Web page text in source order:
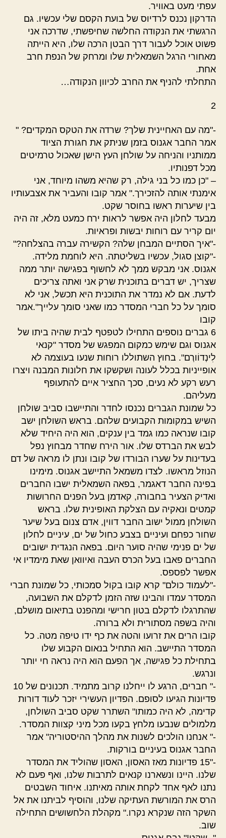
עפתי מעט באוויר.
הדרקון נכנס לרדיוס של בועת הקסם שלי עכשיו. גם
הרגשתי את הנקודה החלשה שחיפשתי, שדרכה אני
פשוט אוכל לעבור דרך הבטן הרכה שלו, היא הייתה
מאחורי הרגל השמאלית שלו ומרחק של הנפת חרב
אחת.
התחלתי להניף את החרב לכיוון הנקודה…
2
-"מה עם האחיינית שלך? שרדה את הטקס המקדים? "
אמר החבר אגנוס בזמן שניתק את חגורת הציוד
ממותניו והניחה על שולחן העץ הישן שאכול טרמיטים
מכל דפנותיו.
– "כן כמו כל בני גילה, רק שהיא משהו מיוחד, אני
אימנתי אותה להזכירך." אמר קובו והעביר את אצבעותיו
בין שיערות ראשו בחוסר שקט.
מבעד לחלון היה אפשר לראות ירח כמעט מלא, זה היה
יום קריר עם רוחות יבשות ופראיות.
-"איך הסתיים המבחן שלה? הקשירה עברה בהצלחה?"
-"קוצן סגול, עכשיו בשליטתה. היא לוחמת מלידה.
אגנוס. אני מבקש ממך לא לחשוף בפגישה יותר ממה
שצריך, יש דברים בתוכנית שרק אני ואתה צריכים
לדעת. אם לא נמדר את התוכנית היא תכשל, אני לא
סומך על כל חברי המסדר כמו שאני סומך עלייך".אמר
קובו
6 גברים נוספים התחילו לטפטף לבית שהיה ביתו של
אגנוס וגם שימש כמקום המפגש של מסדר "קנאי
לִינְדוֹורְם". בחוץ השתוללו רוחות שנעו בעוצמה לא
אופייניות בכלל לעונה ושקשקו את חלונות המבנה ויצרו
רעש רקע לא נעים, סכך החציר איים להתעופף
מעליהם.
כל שמונת הגברים נכנסו לחדר והתיישבו סביב שולחן
השיש במקומות הקבועים שלהם. בראש השולחן ישב
קובו שנראה כמו גמד בין ענקים, הוא היה היחיד שלא
לבש את הברדס שלו. אור הירח שחדר מבחוץ נפל
בעדינות על שערו הבורדו של קובו ונתן לו מראה של דם
הנוזל מראשו. לצדו משמאל התיישב אגנוס. מימינו
בפינה החבר דאגמר, בפאה השמאלית ישבו החברים
ואדיק הצעיר בחבורה, קאדמן בעל הפנים החרושות
קמטים ונאקיה עם הצלקת האופינית שלו. בראש
השולחן ממול ישוב החבר דווין, אדם צנום בעל שיער
שחור כפחם ועיניים בצבע כחול של ים, עיניים לחלון
של ים פנימי שהיה סוער היום. בפאה הנגדית ישובים
החברים פאבו בעל הכרס העבה ואיוואן שאת מימדיו אי
אפשר לפספס.
-"לעמוד כולם" קרא קובו בקול סמכותי, כל שמונת חברי
המסדר עמדו והבינו שזה הזמן לדקלם את השבועה,
שהתרגלו לדקלם בטון חרישי ומהפנט בתיאום מושלם,
והיה בשפה מסתורית ולא ברורה.
קובו הרים את זרועו והטה את כף ידו טיפה מטה. כל
המסדר התיישב. הוא התחיל בנאום הקבוע שלו
בתחילת כל פגישה, אך הפעם הוא היה נראה חי יותר
ונרגש.
-" חברים, הרגע לו ייחלנו קרוב מתמיד. תכנונים של 10
פדיונות הגיעו לסופם. הפדיון העשירי יזכר לעוד דורות
קדימה, לא היה כמותו" השתרר שקט סביב השולחן,
מלמולים שנבעו מלחץ בקעו מכל מיני קצוות המסדר.
-" אנחנו הולכים לשנות את מהלך ההיסטוריה" אמר
החבר אגנוס בעיניים בורקות.
-"15 פדיונות מאז האסון, האסון שהוליד את המסדר
שלנו. היינו ונשארנו קנאים לתרבות שלנו, ואף פעם לא
נתנו לאף אחד לקחת אותה מאיתנו. איחוד השבטים
הרס את המורשת העתיקה שלנו, והוסיף לביתנו את אל
השקר הזה שנקרא נקרו." מקהלת הלחשושים התחילה
שוב.